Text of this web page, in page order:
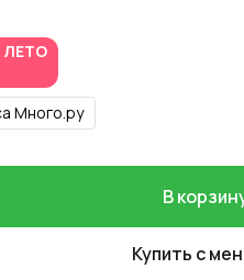
ЛЕТО
Много.ру
В
Купить с